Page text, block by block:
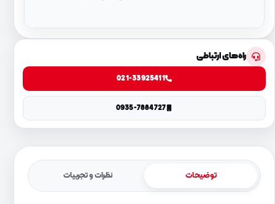
راه‌های ارتباطی
021-33925411
0935-7884727
توضیحات نظرات و تجربیات